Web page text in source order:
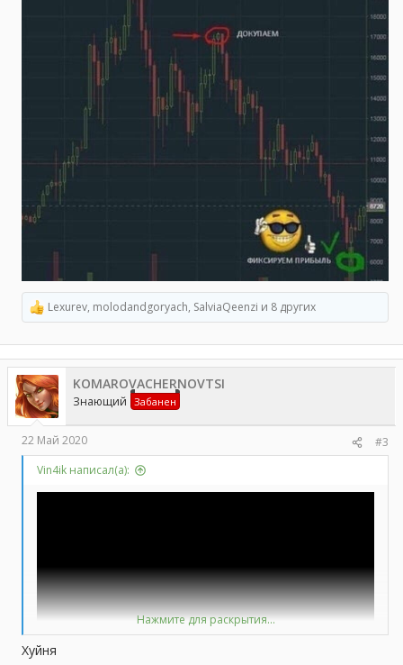
Р
е
а
к
ц
и
и
:
Lexurev, molodandgoryach, SalviaQeenzi и 8 других
KOMAROVACHERNOVTSI
Знающий Забанен
22 Май 2020
#3
Vin4ik написал(а):
Нажмите для раскрытия...
Хуйня